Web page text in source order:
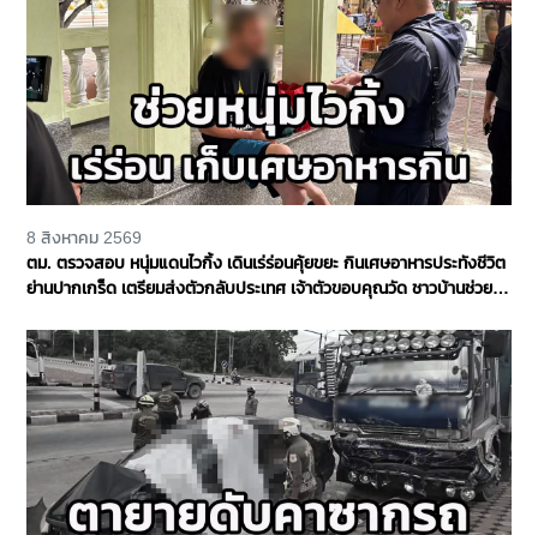
8 สิงหาคม 2569
ตม. ตรวจสอบ หนุ่มแดนไวกิ้ง เดินเร่ร่อนคุ้ยขยะ กินเศษอาหารประทังชีวิต
ย่านปากเกร็ด เตรียมส่งตัวกลับประเทศ เจ้าตัวขอบคุณวัด ชาวบ้านช่วย